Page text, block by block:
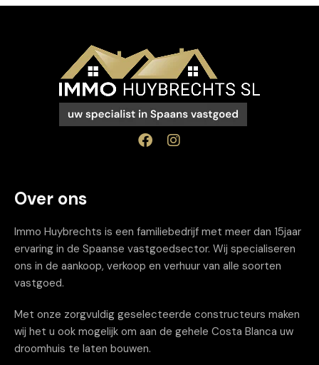
Over ons
Immo Huybrechts is een familiebedrijf met meer dan 15jaar
ervaring in de Spaanse vastgoedsector. Wij specialiseren
ons in de aankoop, verkoop en verhuur van alle soorten
vastgoed.
Met onze zorgvuldig geselecteerde constructeurs maken
wij het u ook mogelijk om aan de gehele Costa Blanca uw
droomhuis te laten bouwen.